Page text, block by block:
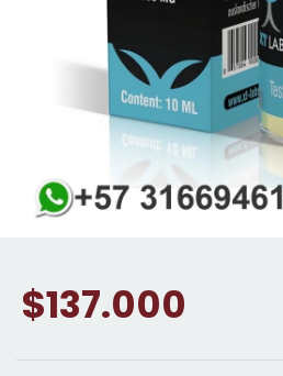
$137.000